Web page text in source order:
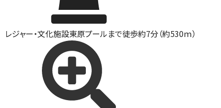
レジャー・文化施設東原プールまで徒歩約7分（約530ｍ）